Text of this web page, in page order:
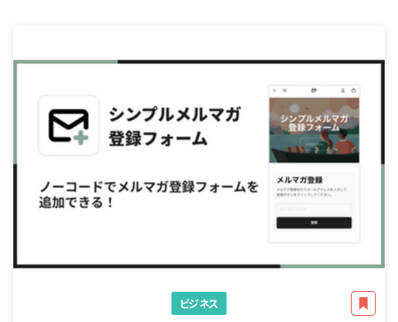
ビジネス